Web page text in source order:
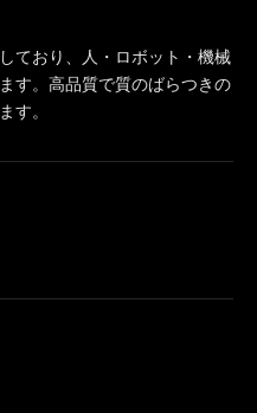
ており、人・ロボット・機械
す。高品質で質のばらつきの
す。